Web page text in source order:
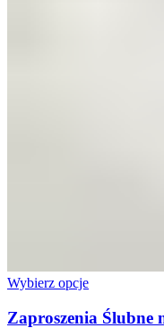
Wybierz opcje
Zaproszenia Ślubne